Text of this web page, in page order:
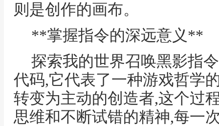
则是创作的画布。
**掌握指令的深远意义**
探索我的世界召唤黑影指
代码,它代表了一种游戏哲学
转变为主动的创造者,这个过
思维和不断试错的精神,每一